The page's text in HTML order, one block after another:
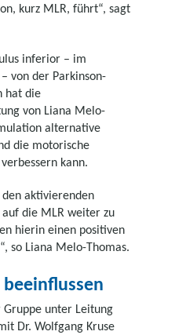
kurz MLR, führt“, sagt
inferior – im
von der Parkinson-
hat die
von Liana Melo-
alternative
die motorische
kann.
aktivierenden
die MLR weiter zu
hierin einen positiven
so Liana Melo-Thomas.
unter Leitung
Dr. Wolfgang Kruse